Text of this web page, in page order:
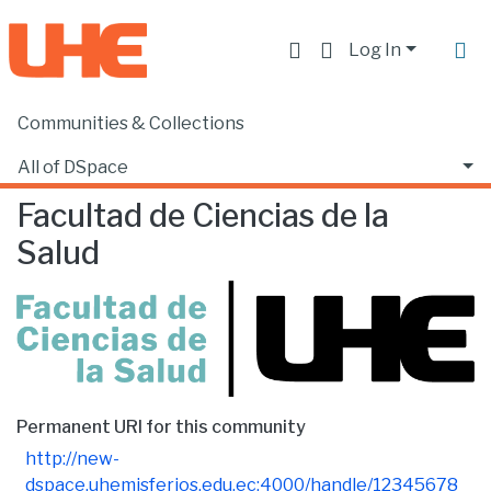
Log In
Communities & Collections
All of DSpace
Home
Facultad de Ciencias de la
Salud
Permanent URI for this community
http://new-
dspace.uhemisferios.edu.ec:4000/handle/12345678